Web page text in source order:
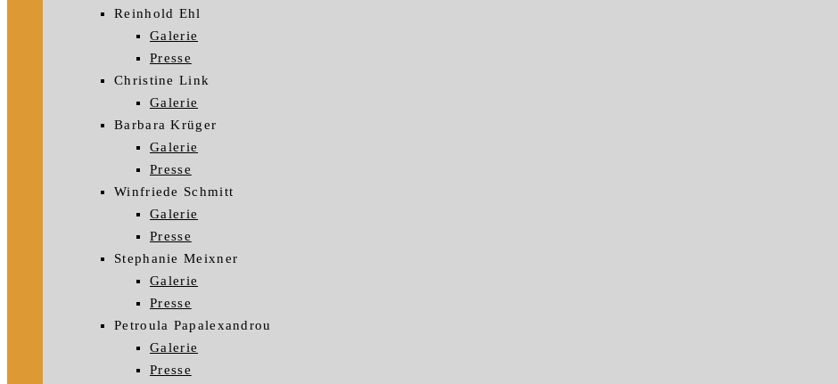
Reinhold Ehl
Galerie
Presse
Christine Link
Galerie
Barbara Krüger
Galerie
Presse
Winfriede Schmitt
Galerie
Presse
Stephanie Meixner
Galerie
Presse
Petroula Papalexandrou
Galerie
Presse